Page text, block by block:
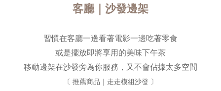
客廳｜沙發邊架
習慣在客廳一邊看著電影一邊吃著零食
或是擺放即將享用的美味下午茶
移動邊架在沙發旁為你服務，又不會佔據太多空間
〔 推薦商品｜走走模組沙發 〕